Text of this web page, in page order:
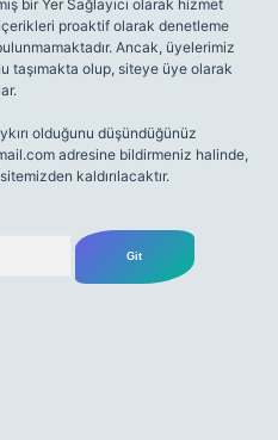
bir Yer Sağlayıcı olarak hizmet
proaktif olarak denetleme
Ancak, üyelerimiz
taşımakta olup, siteye üye olarak
olduğunu düşündüğünüz
adresine bildirmeniz halinde,
kaldırılacaktır.